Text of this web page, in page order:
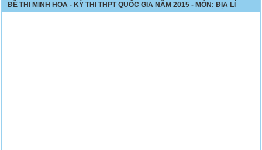
ĐỀ THI MINH HỌA - KỲ THI THPT QUỐC GIA NĂM 2015 - MÔN: ĐỊA LÍ